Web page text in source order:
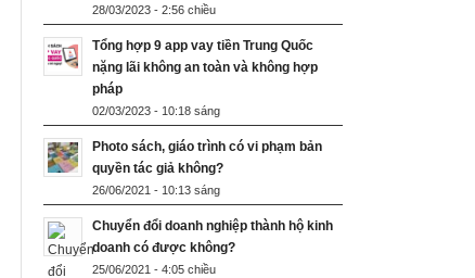
28/03/2023 - 2:56 chiều
Tổng hợp 9 app vay tiền Trung Quốc
nặng lãi không an toàn và không hợp
pháp
02/03/2023 - 10:18 sáng
Photo sách, giáo trình có vi phạm bản
quyền tác giả không?
26/06/2021 - 10:13 sáng
Chuyển đổi doanh nghiệp thành hộ kinh
doanh có được không?
25/06/2021 - 4:05 chiều